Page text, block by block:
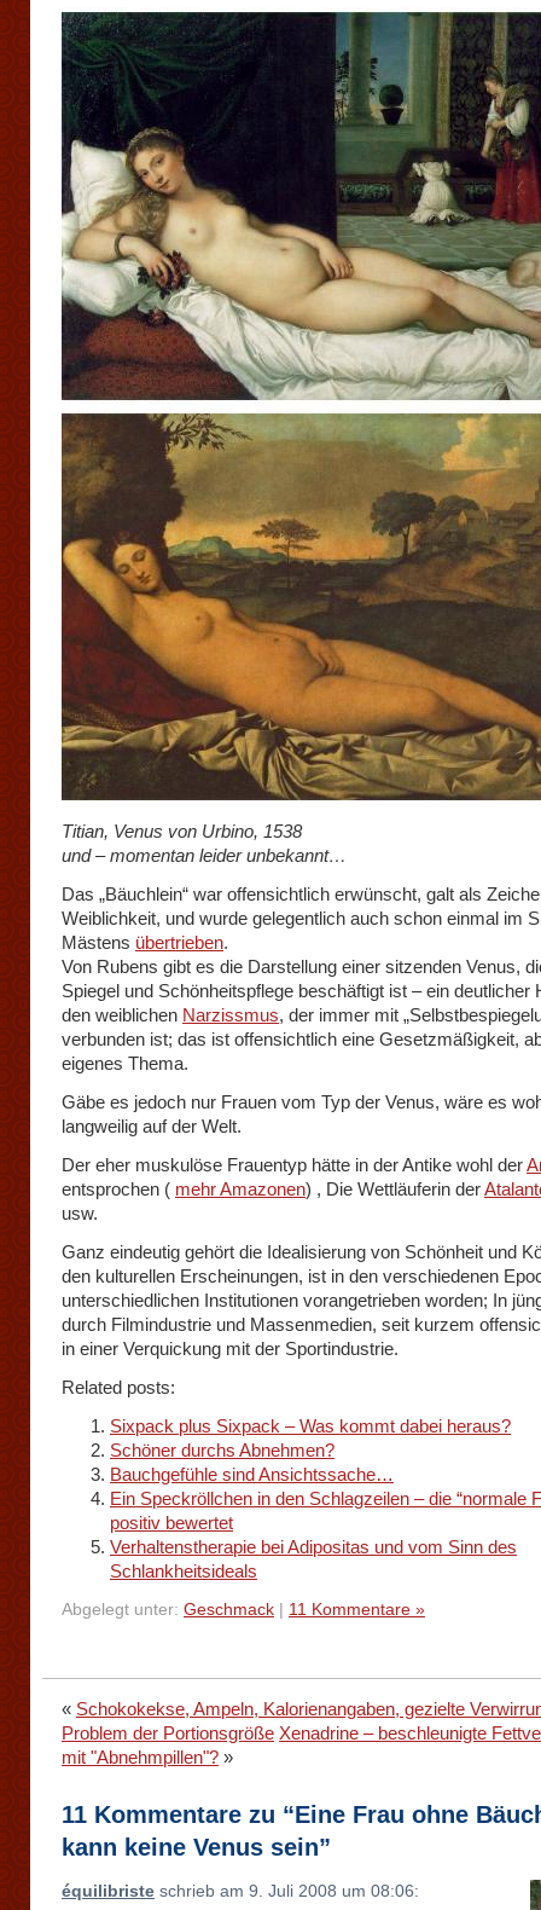
Titian, Venus von Urbino, 1538
und – momentan leider unbekannt…
Das „Bäuchlein“ war offensichtlich erwünscht, galt als
Weiblichkeit, und wurde gelegentlich auch schon einmal im
Mästens übertrieben.
Von Rubens gibt es die Darstellung einer sitzenden Venus,
Spiegel und Schönheitspflege beschäftigt ist – ein deutlicher
den weiblichen Narzissmus, der immer mit
verbunden ist; das ist offensichtlich eine Gesetzmäßigkeit,
eigenes Thema.
Gäbe es jedoch nur Frauen vom Typ der Venus, wäre es
langweilig auf der Welt.
Der eher muskulöse Frauentyp hätte in der Antike wohl der
entsprochen ( mehr Amazonen) , Die Wettläuferin der
usw.
Ganz eindeutig gehört die Idealisierung von Schönheit und
den kulturellen Erscheinungen, ist in den verschiedenen
unterschiedlichen Institutionen vorangetrieben worden; In
durch Filmindustrie und Massenmedien, seit kurzem
in einer Verquickung mit der Sportindustrie.
Related posts:
Sixpack plus Sixpack – Was kommt dabei heraus?
Schöner durchs Abnehmen?
Bauchgefühle sind Ansichtssache…
Ein Speckröllchen in den Schlagzeilen – die “normale
positiv bewertet
Verhaltenstherapie bei Adipositas und vom Sinn des
Schlankheitsideals
Abgelegt unter: Geschmack 11 Kommentare »
« Schokokekse, Ampeln, Kalorienangaben, gezielte
Problem der Portionsgröße Xenadrine – beschleunigte
mit "Abnehmpillen"? »
11 Kommentare zu “Eine Frau ohne
kann keine Venus sein”
équilibriste schrieb am 9. Juli 2008 um 08:06: